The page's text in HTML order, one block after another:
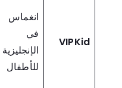
VIPKid
انغماس
في
الإنجليزية
للأطفال